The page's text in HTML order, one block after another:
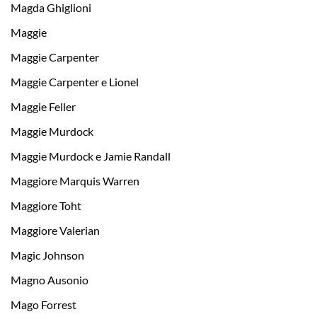
Magda Ghiglioni
Maggie
Maggie Carpenter
Maggie Carpenter e Lionel
Maggie Feller
Maggie Murdock
Maggie Murdock e Jamie Randall
Maggiore Marquis Warren
Maggiore Toht
Maggiore Valerian
Magic Johnson
Magno Ausonio
Mago Forrest